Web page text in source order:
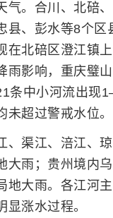
气。合川、北碚
县、彭水等8个区
在北碚区澄江镇
雨影响，重庆璧
条中小河流出现
未超过警戒水位。
、渠江、涪江、
大雨；贵州境内
地大雨。各江河
显涨水过程。